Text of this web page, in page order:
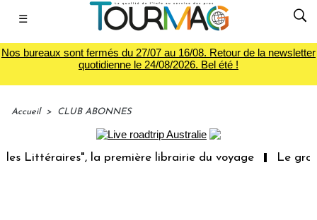
☰
Nos bureaux sont fermés du 27/07 au 16/08. Retour de la newsletter
quotidienne le 24/08/2026. Bel été !
Accueil > CLUB ABONNES
librairie du voyage Le groupe Sainte-Claire